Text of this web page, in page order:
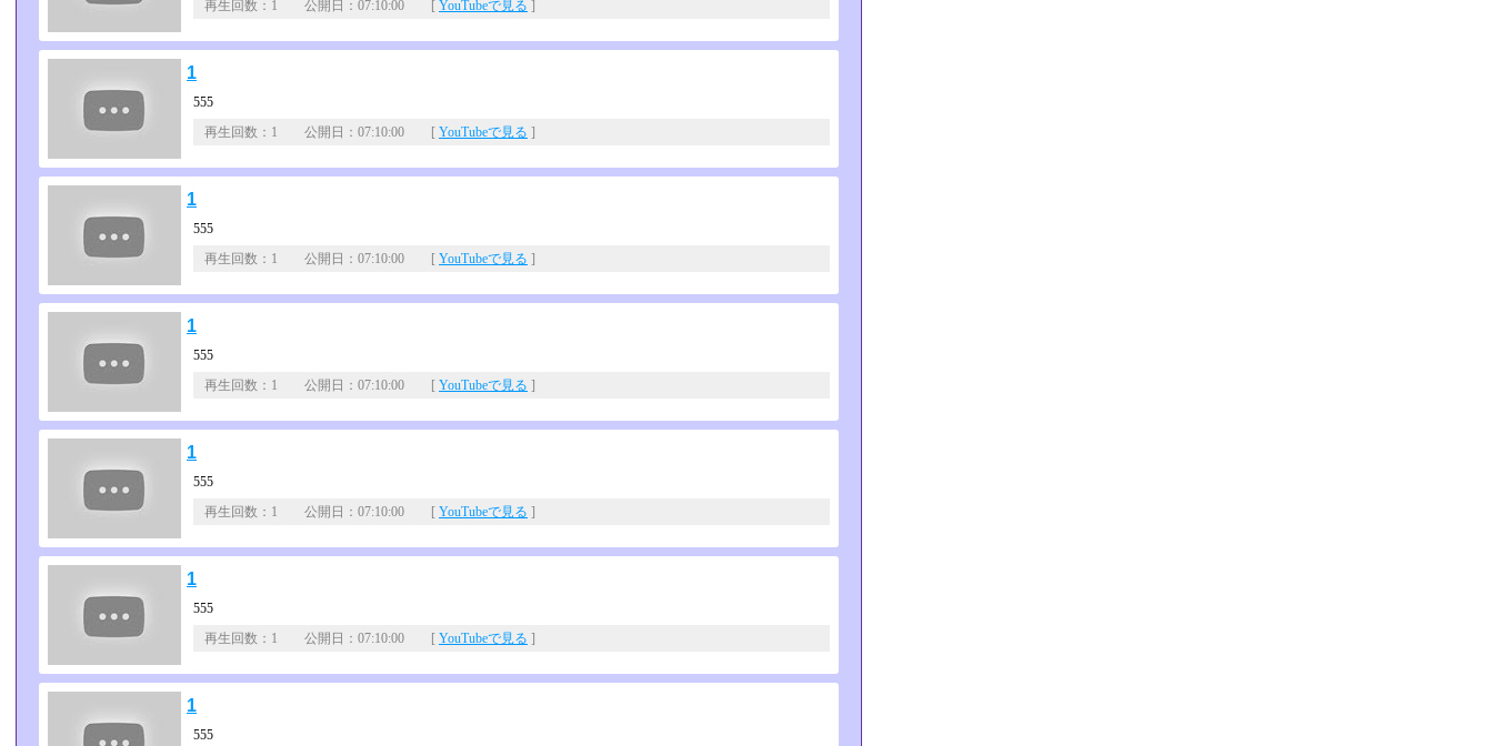
再生回数：1 公開日：07:10:00 [ YouTubeで見る ]
1
555
再生回数：1 公開日：07:10:00 [ YouTubeで見る ]
1
555
再生回数：1 公開日：07:10:00 [ YouTubeで見る ]
1
555
再生回数：1 公開日：07:10:00 [ YouTubeで見る ]
1
555
再生回数：1 公開日：07:10:00 [ YouTubeで見る ]
1
555
再生回数：1 公開日：07:10:00 [ YouTubeで見る ]
1
555